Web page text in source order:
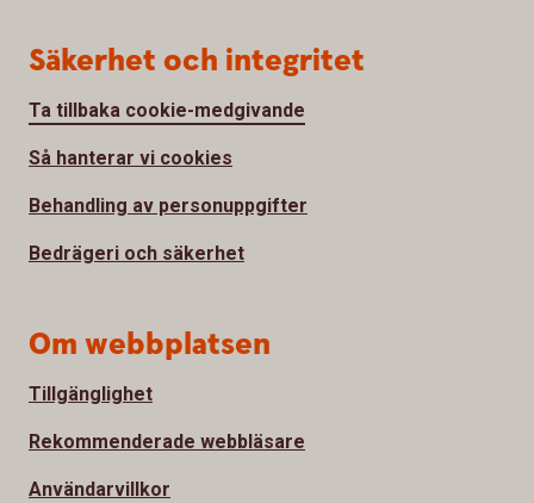
Säkerhet och integritet
Ta tillbaka cookie-medgivande
Så hanterar vi cookies
Behandling av personuppgifter
Bedrägeri och säkerhet
Om webbplatsen
Tillgänglighet
Rekommenderade webbläsare
Användarvillkor